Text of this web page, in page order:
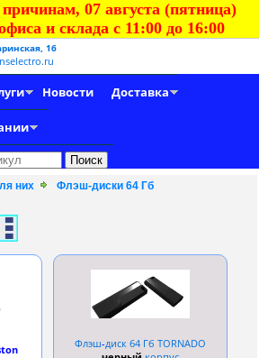
07 августа (пятница)
и склада с 11:00 до 16:00
16
Новости Доставка
них Флэш-диски 64 Гб
Флэш-диск 64 Гб TORNADO